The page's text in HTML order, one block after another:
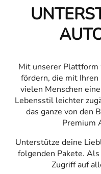
Mit unserer
fördern, die mit
vielen Menschen
Lebensstil leichter
das ganze von den
Premium
Unterstütze deine
folgenden Pakete.
Zugriff auf